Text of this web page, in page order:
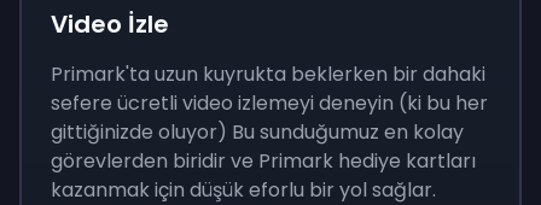
Video İzle
Primark'ta uzun kuyrukta beklerken bir dahaki
sefere ücretli video izlemeyi deneyin (ki bu her
gittiğinizde oluyor) Bu sunduğumuz en kolay
görevlerden biridir ve Primark hediye kartları
kazanmak için düşük eforlu bir yol sağlar.